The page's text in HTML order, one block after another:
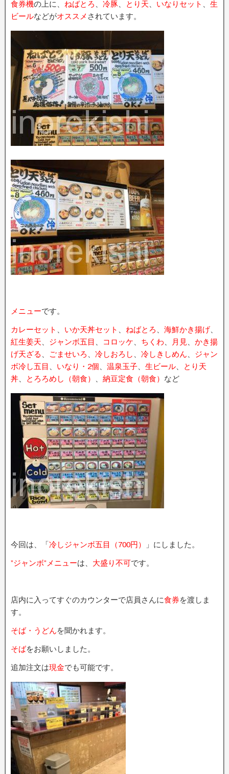
食券機の上に、 ねばとろ 冷豚 とり天 いなりセット
生
ビールなどがオススメ されています。
メニューです。
カレーセット いか天丼セット ねばとろ 海鮮かき揚げ
紅生姜天
ジャンボ五目 コロッケ ちくわ 月見
かき揚
げ天ざる
ごませいろ 冷しおろし 冷しきしめん
ジャン
ボ冷し五目
いなり・2個 温泉玉子 生ビール
とり天
丼
とろろめし（朝食） 納豆定食（朝食） など
今回は、「冷しジャンボ五目（700円） 」にしました。
”ジャンボ”メニューは、 大盛り不可です。
店内に入ってすぐのカウンターで店員さんに食券を渡しま
す。
そば・うどんを聞かれます。
そばをお願いしました。
追加注文は現金でも可能です。